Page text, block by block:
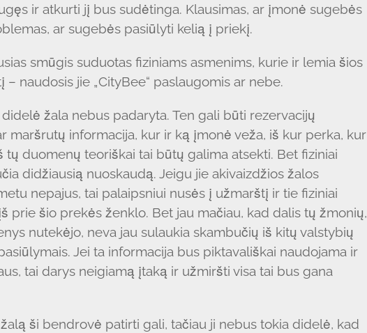
ir atkurti jį bus sudėtinga. Klausimas, ar įmonė sugebės
ar sugebės pasiūlyti kelią į priekį.
smūgis suduotas fiziniams asmenims, kurie ir lemia šios
– naudosis jie „CityBee“ paslaugomis ar nebe.
didelė žala nebus padaryta. Ten gali būti rezervacijų
maršrutų informacija, kur ir ką įmonė veža, iš kur perka, kur
tų duomenų teoriškai tai būtų galima atsekti. Bet fiziniai
didžiausią nuoskaudą. Jeigu jie akivaizdžios žalos
nepajus, tai palaipsniui nusės į užmarštį ir tie fiziniai
prie šio prekės ženklo. Bet jau mačiau, kad dalis tų žmonių,
nutekėjo, neva jau sulaukia skambučių iš kitų valstybių
Jei ta informacija bus piktavališkai naudojama ir
tai darys neigiamą įtaką ir užmiršti visa tai bus gana
žalą ši bendrovė patirti gali, tačiau ji nebus tokia didelė, kad